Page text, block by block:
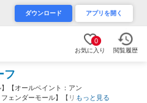
ダウンロード アプリを開く
0
お気に入り 閲覧履歴
フ
【オールペイント：アン
ェンダーモール】【リアもっと見る